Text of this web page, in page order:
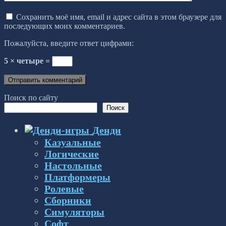
Сохранить моё имя, email и адрес сайта в этом браузере для
последующих моих комментариев.
Пожалуйста, введите ответ цифрами:
5 × четыре =
Поиск по сайту
Поиск
Денди
Казуальные
Логические
Настольные
Платформеры
Ролевые
Сборники
Симуляторы
Софт